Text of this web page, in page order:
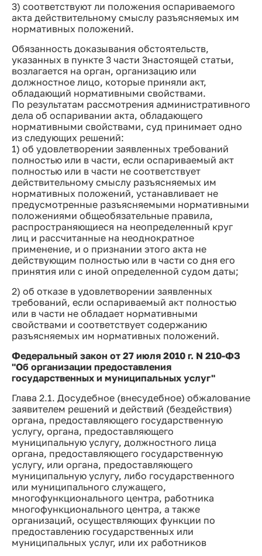
3) соответствуют ли положения оспариваемого
акта действительному смыслу разъясняемых им
нормативных положений.
Обязанность доказывания обстоятельств,
указанных в пункте 3 части 3настоящей статьи,
возлагается на орган, организацию или
должностное лицо, которые приняли акт,
обладающий нормативными свойствами.
По результатам рассмотрения административного
дела об оспаривании акта, обладающего
нормативными свойствами, суд принимает одно
из следующих решений:
1) об удовлетворении заявленных требований
полностью или в части, если оспариваемый акт
полностью или в части не соответствует
действительному смыслу разъясняемых им
нормативных положений, устанавливает не
предусмотренные разъясняемыми нормативными
положениями общеобязательные правила,
распространяющиеся на неопределенный круг
лиц и рассчитанные на неоднократное
применение, и о признании этого акта не
действующим полностью или в части со дня его
принятия или с иной определенной судом даты;
2) об отказе в удовлетворении заявленных
требований, если оспариваемый акт полностью
или в части не обладает нормативными
свойствами и соответствует содержанию
разъясняемых им нормативных положений.
Федеральный закон от 27 июля 2010 г. N 210-ФЗ
"Об организации предоставления
государственных и муниципальных услуг"
Глава 2.1. Досудебное (внесудебное) обжалование
заявителем решений и действий (бездействия)
органа, предоставляющего государственную
услугу, органа, предоставляющего
муниципальную услугу, должностного лица
органа, предоставляющего государственную
услугу, или органа, предоставляющего
муниципальную услугу, либо государственного
или муниципального служащего,
многофункционального центра, работника
многофункционального центра, а также
организаций, осуществляющих функции по
предоставлению государственных или
муниципальных услуг, или их работников